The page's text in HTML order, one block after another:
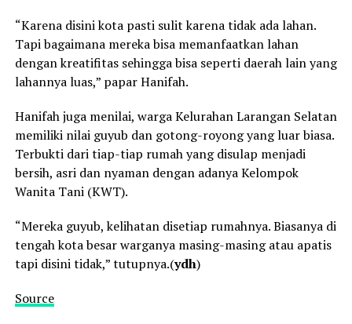
“Karena disini kota pasti sulit karena tidak ada lahan.
Tapi bagaimana mereka bisa memanfaatkan lahan
dengan kreatifitas sehingga bisa seperti daerah lain yang
lahannya luas,” papar Hanifah.
Hanifah juga menilai, warga Kelurahan Larangan Selatan
memiliki nilai guyub dan gotong-royong yang luar biasa.
Terbukti dari tiap-tiap rumah yang disulap menjadi
bersih, asri dan nyaman dengan adanya Kelompok
Wanita Tani (KWT).
“Mereka guyub, kelihatan disetiap rumahnya. Biasanya di
tengah kota besar warganya masing-masing atau apatis
tapi disini tidak,” tutupnya.(ydh)
Source